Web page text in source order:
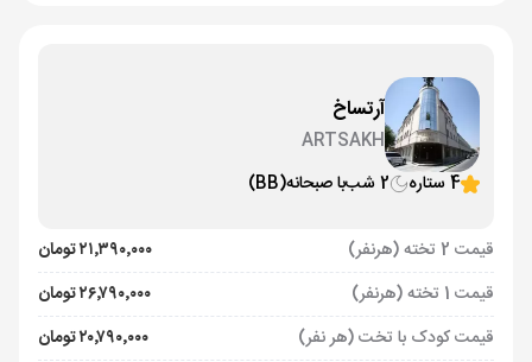
آرتساخ
ARTSAKH
4 ستاره
2 شب با صبحانه(BB)
قیمت 2 تخته (هرنفر)
۲۱٬۳۹۰٬۰۰۰ تومان
قیمت 1 تخته (هرنفر)
۲۶٬۷۹۰٬۰۰۰ تومان
قیمت کودک با تخت (هر نفر)
۲۰٬۷۹۰٬۰۰۰ تومان